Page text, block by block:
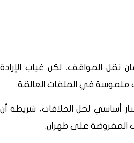
نقل المواقف، لكن غياب الإرادة
ملموسة في الملفات العالقة.
أساسي لحل الخلافات، شريطة أن
المفروضة على طهران.